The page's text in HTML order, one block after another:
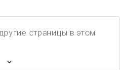
страницы в этом